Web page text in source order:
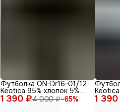
1 390 ₽4 000 ₽−65%
Футболка ON-Dr16-01/12
Keotica 95% хлопок 5%
лайкра черная 58 1 390
Keotica
лайкра,